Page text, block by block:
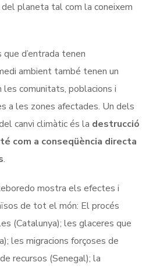
del planeta tal com la coneixem
d’entrada tenen
ambient també tenen un
les comunitats, poblacions i
a les zones afectades. Un dels
canvi climàtic és la destrucció
com a conseqüència directa
.
mostra els efectes i
de tot el món: El procés
(Catalunya); les glaceres que
les migracions forçoses de
recursos (Senegal); la